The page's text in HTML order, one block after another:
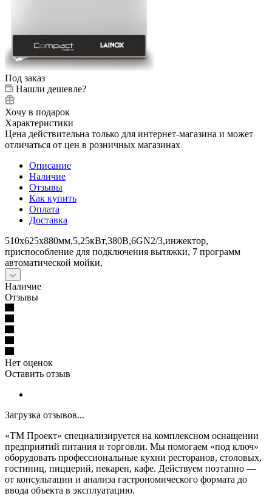
Под заказ
Нашли дешевле?
Хочу в подарок
Характеристики
Цена действительна только для интернет-магазина и может
отличаться от цен в розничных магазинах
Описание
Наличие
Отзывы
Как купить
Оплата
Доставка
510х625х880мм,5,25кВт,380В,6GN2/3,инжектор,
приспособление для подключения вытяжки, 7 программ
автоматической мойки,
Наличие
Отзывы
Нет оценок
Оставить отзыв
Загрузка отзывов...
«ТМ Проект» специализируется на комплексном оснащении
предприятий питания и торговли. Мы помогаем «под ключ»
оборудовать профессиональные кухни ресторанов, столовых,
гостиниц, пиццерий, пекарен, кафе. Действуем поэтапно —
от консультации и анализа гастрономического формата до
ввода объекта в эксплуатацию.